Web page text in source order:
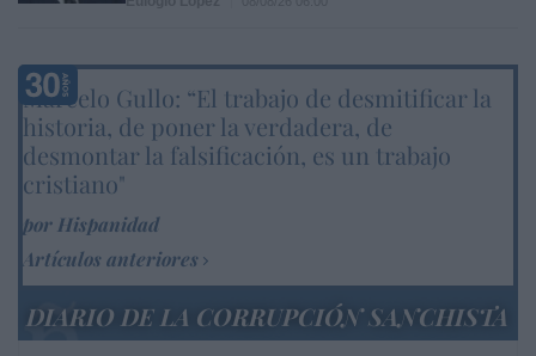
Marcelo Gullo: “El trabajo de desmitificar la
historia, de poner la verdadera, de
desmontar la falsificación, es un trabajo
cristiano"
por Hispanidad
Artículos anteriores
DIARIO DE LA CORRUPCIÓN SANCHISTA